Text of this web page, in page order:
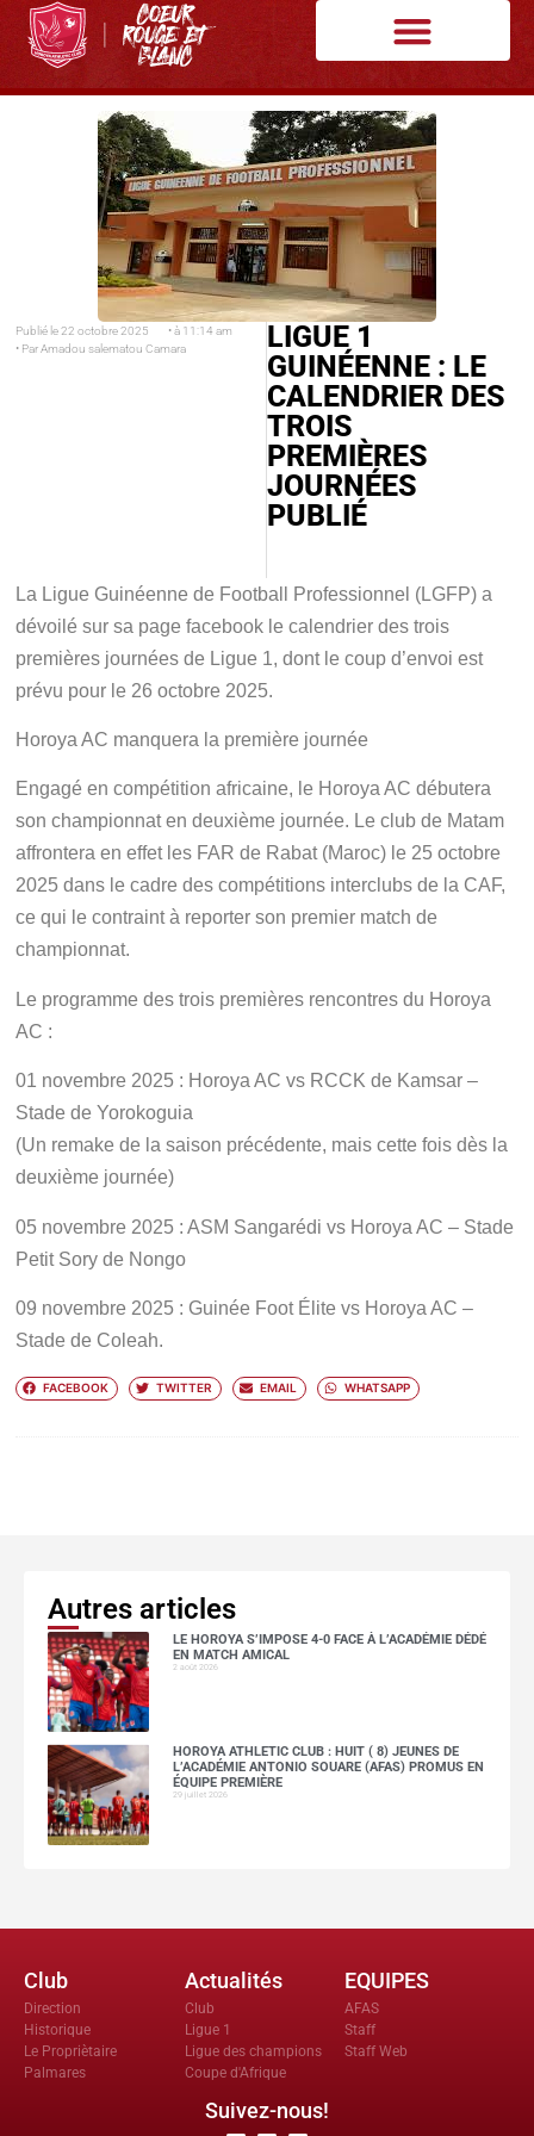
Publié le 22 octobre 2025 • à 11:14 am
• ParAmadou salematou Camara
LIGUE 1
GUINÉENNE : LE
CALENDRIER DES
TROIS
PREMIÈRES
JOURNÉES
PUBLIÉ
La Ligue Guinéenne de Football Professionnel (LGFP) a
dévoilé sur sa page facebook le calendrier des trois
premières journées de Ligue 1, dont le coup d’envoi est
prévu pour le 26 octobre 2025.
Horoya AC manquera la première journée
Engagé en compétition africaine, le Horoya AC débutera
son championnat en deuxième journée. Le club de Matam
affrontera en effet les FAR de Rabat (Maroc) le 25 octobre
2025 dans le cadre des compétitions interclubs de la CAF,
ce qui le contraint à reporter son premier match de
championnat.
Le programme des trois premières rencontres du Horoya
AC :
01 novembre 2025 : Horoya AC vs RCCK de Kamsar –
Stade de Yorokoguia
(Un remake de la saison précédente, mais cette fois dès la
deuxième journée)
05 novembre 2025 : ASM Sangarédi vs Horoya AC – Stade
Petit Sory de Nongo
09 novembre 2025 : Guinée Foot Élite vs Horoya AC –
Stade de Coleah.
FACEBOOK TWITTER EMAIL WHATSAPP
Autres articles
LE HOROYA S’IMPOSE 4-0 FACE À L’ACADÉMIE DÉDÉ
EN MATCH AMICAL
2 août 2026
HOROYA ATHLETIC CLUB : HUIT ( 8) JEUNES DE
L’ACADÉMIE ANTONIO SOUARE (AFAS) PROMUS EN
ÉQUIPE PREMIÈRE
29 juillet 2026
Club
Direction
Historique
Le Propriètaire
Palmares
Actualités
Club
Ligue 1
Ligue des champions
Coupe d'Afrique
EQUIPES
AFAS
Staff
Staff Web
Suivez-nous!